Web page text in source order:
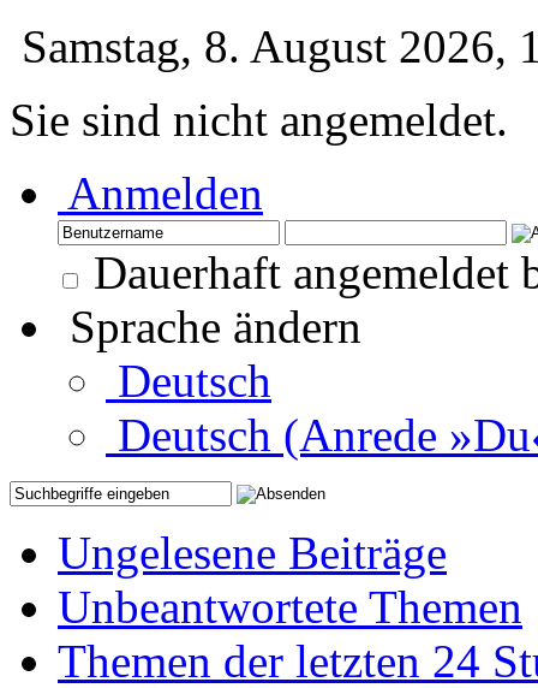
Samstag, 8. August 2026,
Sie sind nicht angemeldet.
Anmelden
Dauerhaft angemeldet
Sprache ändern
Deutsch
Deutsch (Anrede
Ungelesene Beiträge
Unbeantwortete Themen
Themen der letzten 24